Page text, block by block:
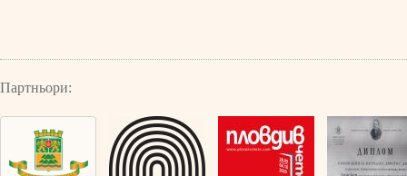
Партньори: